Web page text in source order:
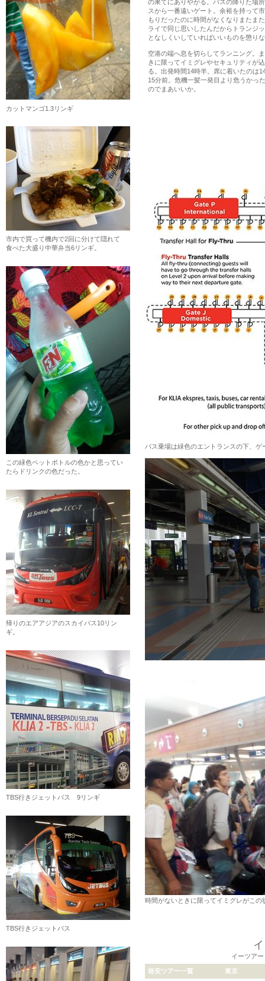
の果てにありやがる。バスの降りた場
スから一番遠いゲート。余裕を持って
もりだったのに時間がなくなりまたま
ライで同じ思いしたんだからトランジ
となしくいしていればいいものを懲り
空港の端へ息を切らしてランニング。
きに限ってイミグレやセキュリティが
る。出発時間14時半。席に着いたのは
15分前。危機一髪一発目より危うかっ
のでまあいいか。
バス乗場は緑色のエントランスの下、
時間がないときに限ってイミグレがこ
イーツア
格安ツアー一覧 東京
カットマンゴ1.3リンギ
市内で買って機内で2回に分けて隠れて
食べた大盛り中華弁当6リンギ。
この緑色ペットボトルの色かと思ってい
たらドリンクの色だった。
帰りのエアアジアのスカイバス10リン
ギ。
TBS行きジェットバス 9リンギ
TBS行きジェットバス